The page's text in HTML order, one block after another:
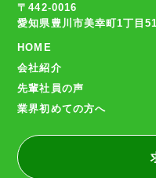
〒442-0016
愛知県豊川市美幸町1丁目
HOME
会社紹介
先輩社員の声
業界初めての方へ